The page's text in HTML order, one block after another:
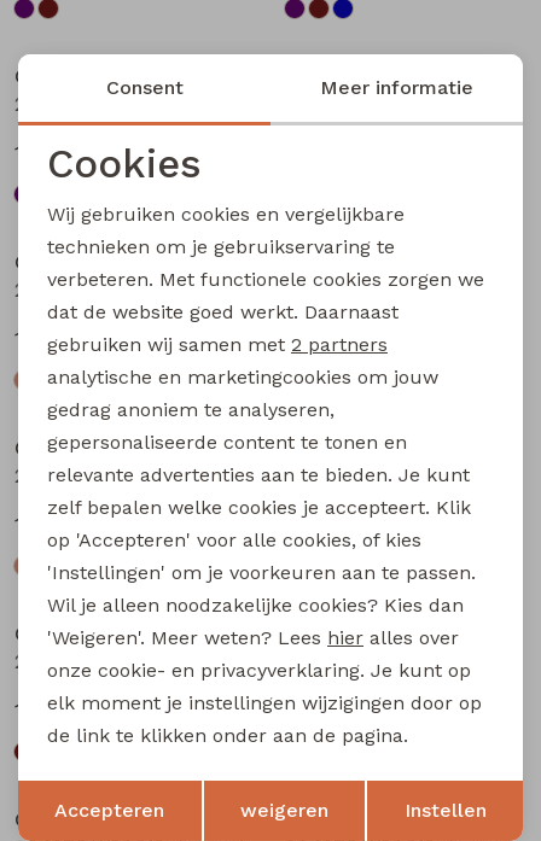
City Life
13,49
17,99
City Life
Sale
City Life
214289 W20030 dames T-shirt km Kit
14,99 19,99
City Life
14,99 19,99
City Life
214289 W20030 dames T-shirt km Marine
14,99
City Life
14,99
City Life
214290 W20011 dames T-shirt km Bruin
13,49
17,99
City Life
13,49 17,99
City Life
City Life
Noodzakelijke cookies
Analytische cookies
Marketing cookies
Terug Opslaan
Consent Meer informatie
Cookies
Wij gebruiken cookies en vergelijkbare
technieken om je gebruikservaring te
verbeteren. Met functionele cookies zorgen we
dat de website goed werkt. Daarnaast
gebruiken wij samen met 2 partners
analytische en marketingcookies om jouw
gedrag anoniem te analyseren,
gepersonaliseerde content te tonen en
relevante advertenties aan te bieden. Je kunt
zelf bepalen welke cookies je accepteert. Klik
op 'Accepteren' voor alle cookies, of kies
'Instellingen' om je voorkeuren aan te passen.
Wil je alleen noodzakelijke cookies? Kies dan
'Weigeren'. Meer weten? Lees hier alles over
onze cookie- en privacyverklaring. Je kunt op
elk moment je instellingen wijzigingen door op
de link te klikken onder aan de pagina.
Accepteren weigeren Instellen